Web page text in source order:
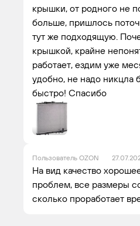
крышки, от родного не
больше, пришлось
тут же подходящую.
крышкой, крайне
работает, ездим уже
удобно, не надо никцла
быстро! Спасибо
Пользователь OZON
На вид качество
проблем, все размеры
сколько проработает